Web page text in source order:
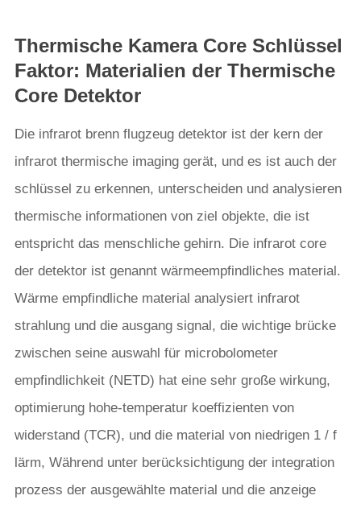
Thermische Kamera Core Schlüssel
Faktor: Materialien der Thermische
Core Detektor
Die infrarot brenn flugzeug detektor ist der kern der
infrarot thermische imaging gerät, und es ist auch der
schlüssel zu erkennen, unterscheiden und analysieren
thermische informationen von ziel objekte, die ist
entspricht das menschliche gehirn. Die infrarot core
der detektor ist genannt wärmeempfindliches material.
Wärme empfindliche material analysiert infrarot
strahlung und die ausgang signal, die wichtige brücke
zwischen seine auswahl für microbolometer
empfindlichkeit (NETD) hat eine sehr große wirkung,
optimierung hohe-temperatur koeffizienten von
widerstand (TCR), und die material von niedrigen 1 / f
lärm, Während unter berücksichtigung der integration
prozess der ausgewählte material und die anzeige